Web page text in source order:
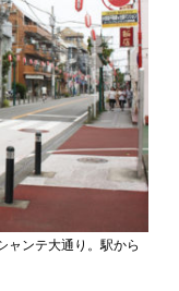
ャンテ大通り。駅から